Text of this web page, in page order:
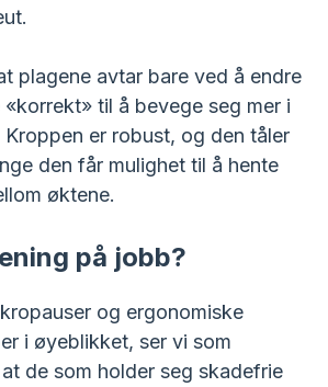
plagene avtar bare ved å endre
til å bevege seg mer i
er robust, og den tåler
den får mulighet til å hente
øktene.
på jobb?
og ergonomiske
i øyeblikket, ser vi som
de som holder seg skadefrie